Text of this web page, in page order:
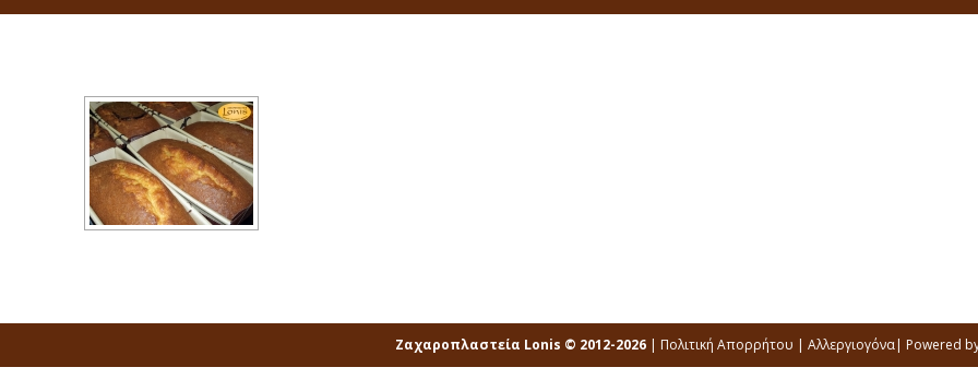
Ζαχαροπλαστεία Lonis © 2012-2026 | Πολιτική Απορρήτου | Αλλεργιογόνα| Powered